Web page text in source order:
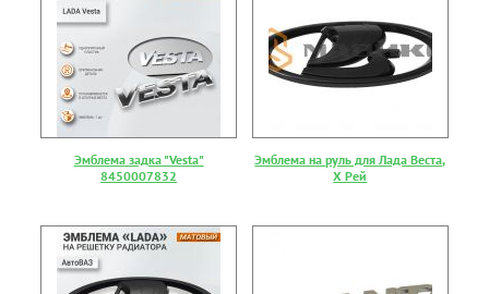
Эмблема задка "Vesta"
8450007832
Эмблема на руль для Лада Веста,
Х Рей